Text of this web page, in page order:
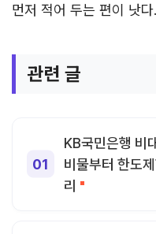
먼저 적어 두는 편이 낫다.
관련 글
KB국민은행 비
비물부터 한도
리